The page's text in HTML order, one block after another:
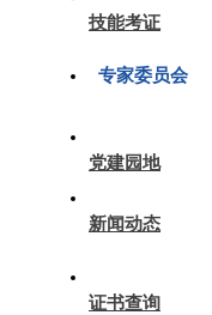
技能考证
专家委员会
党建园地
新闻动态
证书查询